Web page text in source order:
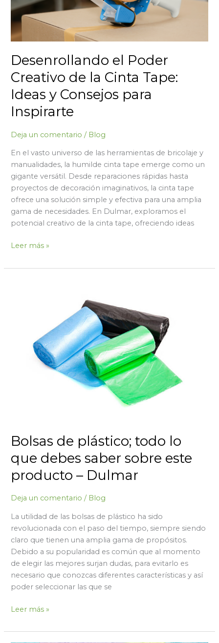
Desenrollando el Poder
Creativo de la Cinta Tape:
Ideas y Consejos para
Inspirarte
Deja un comentario / Blog
En el vasto universo de las herramientas de bricolaje y
manualidades, la humilde cinta tape emerge como un
gigante versátil. Desde reparaciones rápidas hasta
proyectos de decoración imaginativos, la cinta tape
ofrece una solución simple y efectiva para una amplia
gama de necesidades. En Dulmar, exploramos el
potencial creativo de la cinta tape, ofreciendo ideas
Cinta
Tape:
Ideas
y
Consejos
para
Inspirarte
Leer más »
Bolsas de plástico; todo lo
que debes saber sobre este
producto – Dulmar
Deja un comentario / Blog
La utilidad de las bolsas de plástico ha sido
revolucionada con el paso del tiempo, siempre siendo
claro que tienen una amplia gama de propósitos.
Debido a su popularidad es común que al momento
de elegir las mejores surjan dudas, para evitarlo es
necesario que conozcas diferentes características y así
poder seleccionar las que se
Leer más »